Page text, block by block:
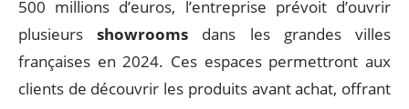
500 millions d’euros, l’entreprise prévoit d’ouvrir
plusieursshowrooms dans les grandes villes
françaises en 2024. Ces espaces permettront aux
clients de découvrir les produits avant achat, offrant